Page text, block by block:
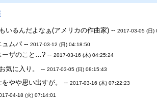
いるんだよなぁ(アメリカの作曲家) --2017-03-05 (日)
ュムパ --2017-03-12 (日) 04:18:50
ーザのこと…? --2017-03-16 (木) 04:25:24
気に入り。 --2017-03-05 (日) 08:15:43
やや思い出すが。 --2017-03-16 (木) 07:22:23
04-18 (火) 07:14:01